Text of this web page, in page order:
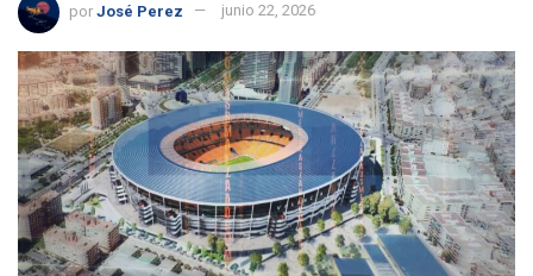
por José Perez junio 22, 2026